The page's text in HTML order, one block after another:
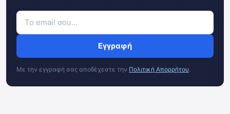
Εγγραφή
Με την εγγραφή σας αποδέχεστε την Πολιτική Απορρήτου.